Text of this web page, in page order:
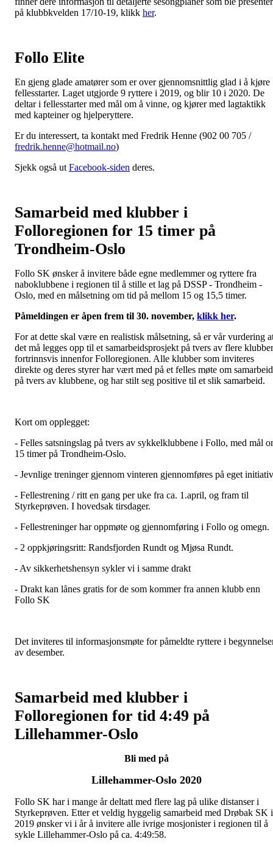
på klubbkvelden 17/10-19, klikk her.
Follo Elite
En gjeng glade amatører som er over gjennomsnittlig glad i å kjøre
fellesstarter. Laget utgjorde 9 ryttere i 2019, og blir 10 i 2020. De
deltar i fellesstarter med mål om å vinne, og kjører med lagtaktikk
med kapteiner og hjelperyttere.
Er du interessert, ta kontakt med Fredrik Henne (902 00 705 /
fredrik.henne@hotmail.no)
Sjekk også ut Facebook-siden deres.
Samarbeid med klubber i
Folloregionen for 15 timer på
Trondheim-Oslo
Follo SK ønsker å invitere både egne medlemmer og ryttere fra
naboklubbene i regionen til å stille et lag på DSSP - Trondheim -
Oslo, med en målsetning om tid på mellom 15 og 15,5 timer.
Påmeldingen er åpen frem til 30. november, klikk her.
For at dette skal være en realistisk målsetning, så er vår vurdering
det må legges opp til et samarbeidsprosjekt på tvers av flere
fortrinnsvis innenfor Folloregionen. Alle klubber som inviteres
direkte og deres styrer har vært med på et felles møte om samarbeid
på tvers av klubbene, og har stilt seg positive til et slik samarbeid.
Kort om opplegget:
- Felles satsningslag på tvers av sykkelklubbene i Follo, med mål
15 timer på Trondheim-Oslo.
- Jevnlige treninger gjennom vinteren gjennomføres på eget
- Fellestrening / ritt en gang per uke fra ca. 1.april, og fram til
Styrkeprøven. I hovedsak tirsdager.
- Fellestreninger har oppmøte og gjennomføring i Follo og omegn.
- 2 oppkjøringsritt: Randsfjorden Rundt og Mjøsa Rundt.
- Av sikkerhetshensyn sykler vi i samme drakt
- Drakt kan lånes gratis for de som kommer fra annen klubb enn
Follo SK
Det inviteres til informasjonsmøte for påmeldte ryttere i
av desember.
Samarbeid med klubber i
Folloregionen for tid 4:49 på
Lillehammer-Oslo
Bli med på
Lillehammer-Oslo 2020
Follo SK har i mange år deltatt med flere lag på ulike distanser i
Styrkeprøven. Etter et veldig hyggelig samarbeid med Drøbak SK i
2019 ønsker vi i år å invitere alle ivrige mosjonister i regionen til å
sykle Lillehammer-Oslo på ca. 4:49:58.